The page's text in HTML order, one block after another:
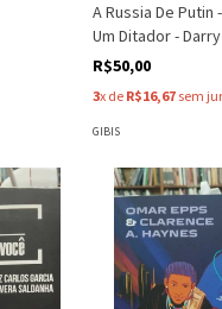
A Russia De Putin
Um Ditador -
R$50,00
3x de R$16,67 sem
GIBIS